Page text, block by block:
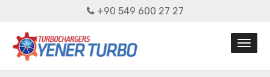
+90 549 600 27 27